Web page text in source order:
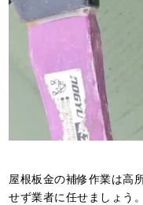
屋根板金の補修作業は高
せず業者に任せましょう。